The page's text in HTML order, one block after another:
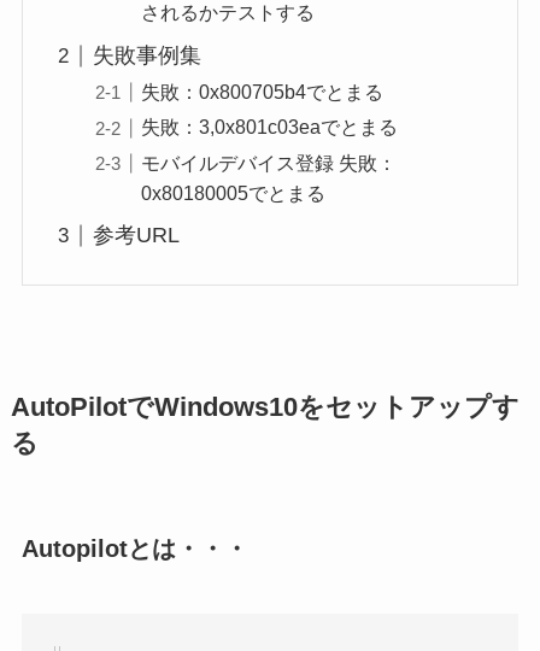
されるかテストする
失敗事例集
失敗：0x800705b4でとまる
失敗：3,0x801c03eaでとまる
モバイルデバイス登録 失敗：
0x80180005でとまる
参考URL
AutoPilotでWindows10をセットアップす
る
Autopilotとは・・・